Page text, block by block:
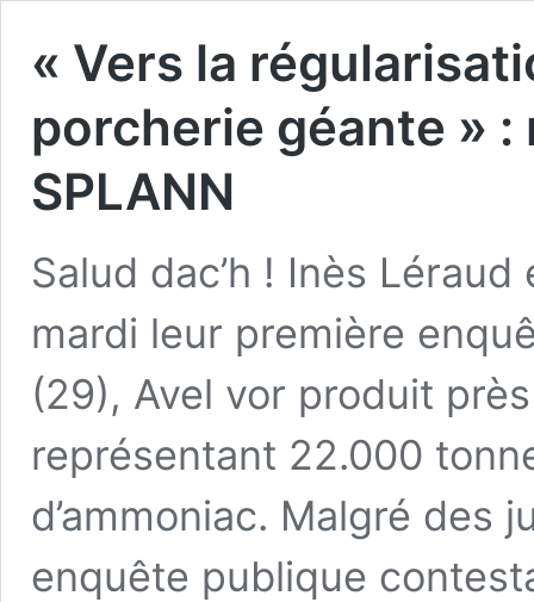
« Vers la
porcherie géante »
SPLANN
Salud dac’h ! Inès
mardi leur première
(29), Avel vor produit
représentant 22.000
d’ammoniac. Malgré des
enquête publique